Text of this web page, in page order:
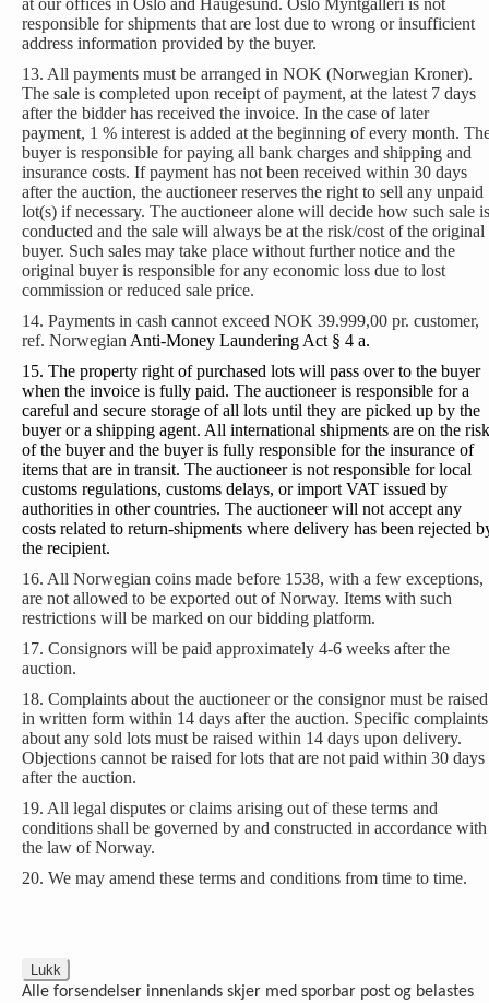
at our offices in Oslo and Haugesund. Oslo Myntgalleri is not
responsible for shipments that are lost due to wrong or insufficient
address information provided by the buyer.
13. All payments must be arranged in NOK (Norwegian Kroner).
The sale is completed upon receipt of payment, at the latest 7 days
after the bidder has received the invoice. In the case of later
payment, 1 % interest is added at the beginning of every month.
buyer is responsible for paying all bank charges and shipping and
insurance costs. If payment has not been received within 30 days
after the auction, the auctioneer reserves the right to sell any unpaid
lot(s) if necessary. The auctioneer alone will decide how such sale is
conducted and the sale will always be at the risk/cost of the original
buyer. Such sales may take place without further notice and the
original buyer is responsible for any economic loss due to lost
commission or reduced sale price.
14. Payments in cash cannot exceed NOK 39.999,00 pr. customer,
ref. Norwegian Anti-Money Laundering Act § 4 a.
15. The property right of purchased lots will pass over to the buyer
when the invoice is fully paid. The auctioneer is responsible for a
careful and secure storage of all lots until they are picked up by the
buyer or a shipping agent. All international shipments are on the risk
of the buyer and the buyer is fully responsible for the insurance of
items that are in transit. The auctioneer is not responsible for local
customs regulations, customs delays, or import VAT issued by
authorities in other countries. The auctioneer will not accept any
costs related to return-shipments where delivery has been rejected
the recipient.
16. All Norwegian coins made before 1538, with a few exceptions,
are not allowed to be exported out of Norway. Items with such
restrictions will be marked on our bidding platform.
17. Consignors will be paid approximately 4-6 weeks after the
auction.
18. Complaints about the auctioneer or the consignor must be raised
in written form within 14 days after the auction. Specific complaints
about any sold lots must be raised within 14 days upon delivery.
Objections cannot be raised for lots that are not paid within 30 days
after the auction.
19. All legal disputes or claims arising out of these terms and
conditions shall be governed by and constructed in accordance with
the law of Norway.
20. We may amend these terms and conditions from time to time.
Lukk
Alle forsendelser innenlands skjer med sporbar post og belastes